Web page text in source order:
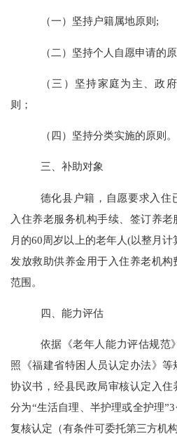
（一）坚持户籍属地原则 ;
（二）坚持个人自愿申请的原
（三）坚持家庭为主 、政
则；
（四）坚持分类实施的原则。
三、补助对象
德化县户籍，自愿要求入住
入住养老服务机构手续、签订养
月的60周岁以上的老年人(以整月计
发放救助供养金用于入住养老机
范围。
四、能力评估
依据《老年人能力评估规范
照《福建省特困人员认定办法》
协议书，经县民政局审核认定入住
分为“生活自理、半护理或全护理”3
复核认定（有条件可委托第三方机